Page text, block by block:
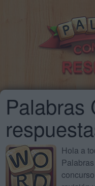
Palabras
Hola a